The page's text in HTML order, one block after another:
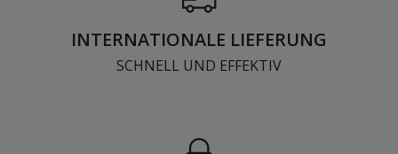
INTERNATIONALE LIEFERUNG
SCHNELL UND EFFEKTIV